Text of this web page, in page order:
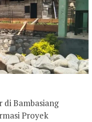
di Bambasiang
Proyek